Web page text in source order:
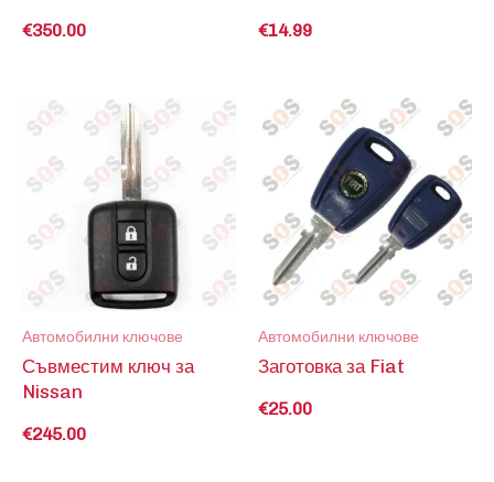
€350.00 €14.99
Автомобилни ключове
Съвместим ключ за
Nissan
€245.00
Автомобилни ключове
Заготовка за Fiat
€25.00